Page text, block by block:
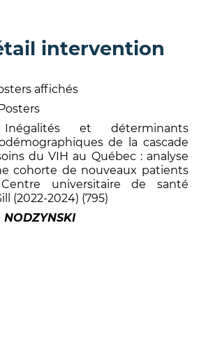
intervention
affichés
Posters
et déterminants
de la cascade
du VIH au Québec : analyse
cohorte de nouveaux patients
universitaire de santé
(2022-2024) (795)
NODZYNSKI